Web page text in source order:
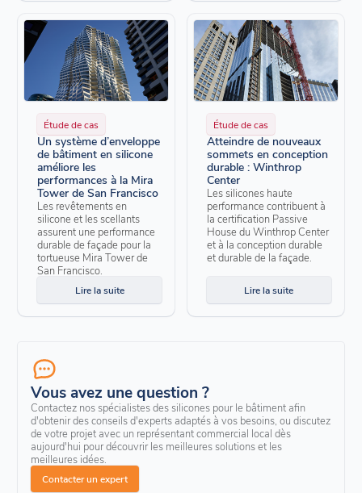
Étude de cas
Un système d’enveloppe
de bâtiment en silicone
améliore les
performances à la Mira
Tower de San Francisco
Les revêtements en
silicone et les scellants
assurent une performance
durable de façade pour la
tortueuse Mira Tower de
San Francisco.
Lire la suite
Étude de cas
Atteindre de nouveaux
sommets en conception
durable : Winthrop
Center
Les silicones haute
performance contribuent à
la certification Passive
House du Winthrop Center
et à la conception durable
et durable de la façade.
Lire la suite
Vous avez une question ?
Contactez nos spécialistes des silicones pour le bâtiment afin
d'obtenir des conseils d'experts adaptés à vos besoins, ou discutez
de votre projet avec un représentant commercial local dès
aujourd'hui pour découvrir les meilleures solutions et les
meilleures idées.
Contacter un expert